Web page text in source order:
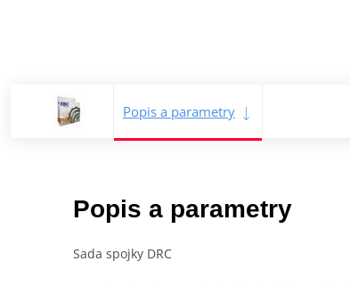
Popis a parametry
Popis a parametry
Sada spojky DRC